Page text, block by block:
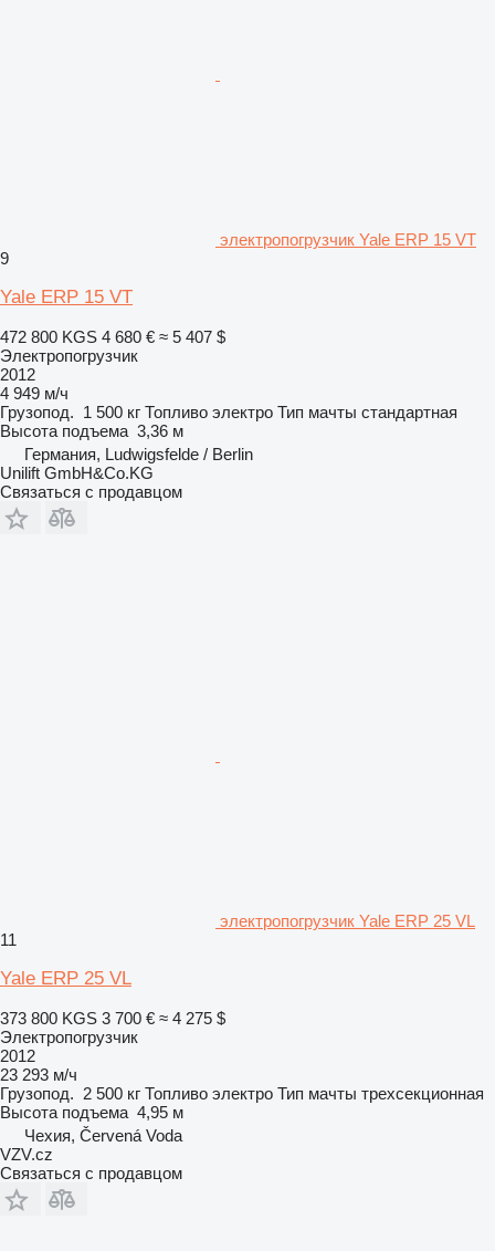
электропогрузчик Yale ERP 15 VT
9
Yale ERP 15 VT
472 800 KGS 4 680 € ≈ 5 407 $
Электропогрузчик
2012
4 949 м/ч
Грузопод. 1 500 кг Топливо электро Тип мачты стандартная
Высота подъема 3,36 м
Германия, Ludwigsfelde / Berlin
Unilift GmbH&Co.KG
Связаться с продавцом
электропогрузчик Yale ERP 25 VL
11
Yale ERP 25 VL
373 800 KGS 3 700 € ≈ 4 275 $
Электропогрузчик
2012
23 293 м/ч
Грузопод. 2 500 кг Топливо электро Тип мачты трехсекционная
Высота подъема 4,95 м
Чехия, Červená Voda
VZV.cz
Связаться с продавцом